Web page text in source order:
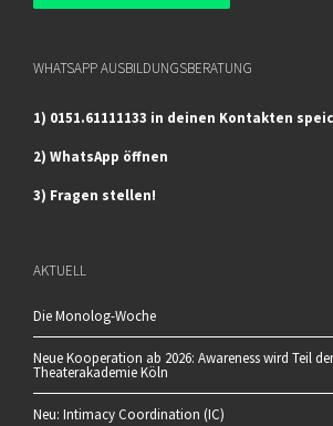
WHATSAPP AUSBILDUNGSBERATUNG
1) 0151.61111133 in deinen Kontakten
2) WhatsApp öffnen
3) Fragen stellen!
AKTUELL
Die Monolog-Woche
Neue Kooperation ab 2026: Awareness wird Teil
Theaterakademie Köln
Neu: Intimacy Coordination (IC)